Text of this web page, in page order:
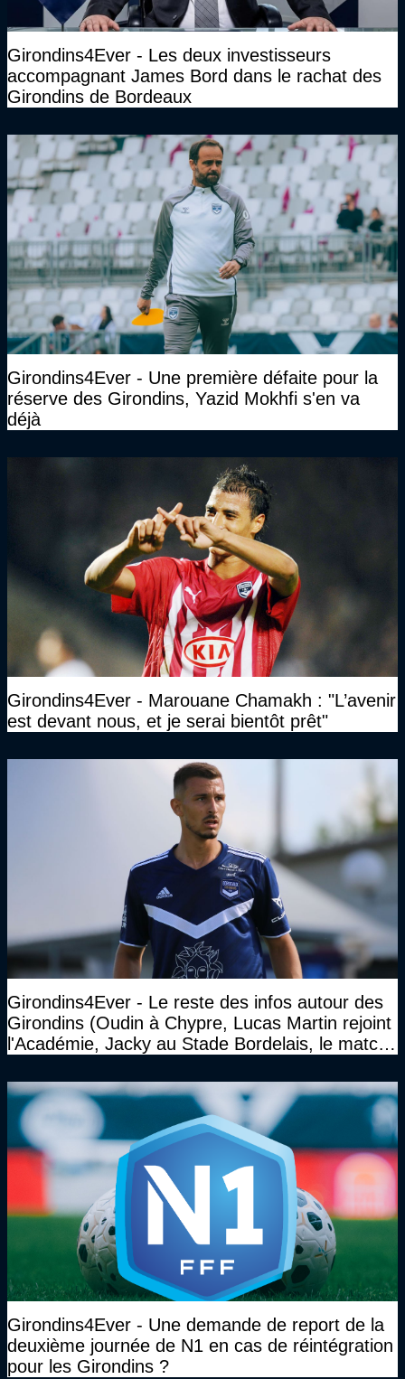
Girondins4Ever - Les deux investisseurs
accompagnant James Bord dans le rachat des
Girondins de Bordeaux
Girondins4Ever - Une première défaite pour la
réserve des Girondins, Yazid Mokhfi s'en va
déjà
Girondins4Ever - Marouane Chamakh : "L’avenir
est devant nous, et je serai bientôt prêt"
Girondins4Ever - Le reste des infos autour des
Girondins (Oudin à Chypre, Lucas Martin rejoint
l'Académie, Jacky au Stade Bordelais, le match
Girondins4Ever - Une demande de report de la
deuxième journée de N1 en cas de réintégration
pour les Girondins ?